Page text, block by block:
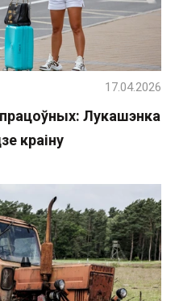
Лукашэнка
краіну
17.04.2026